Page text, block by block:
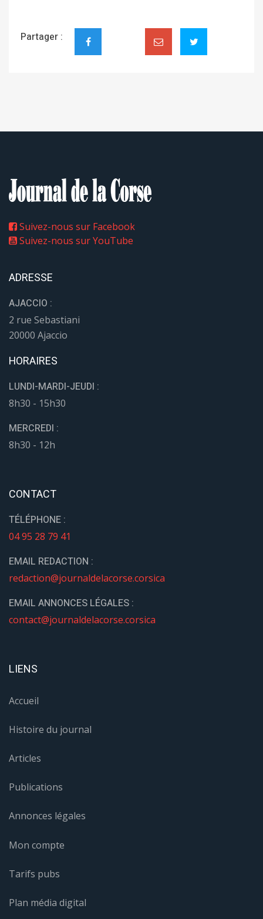
Partager :
Suivez-nous sur Facebook
Suivez-nous sur YouTube
ADRESSE
AJACCIO :
2 rue Sebastiani
20000 Ajaccio
HORAIRES
LUNDI-MARDI-JEUDI :
8h30 - 15h30
MERCREDI :
8h30 - 12h
CONTACT
TÉLÉPHONE :
04 95 28 79 41
EMAIL REDACTION :
redaction@journaldelacorse.corsica
EMAIL ANNONCES LÉGALES :
contact@journaldelacorse.corsica
LIENS
Accueil
Histoire du journal
Articles
Publications
Annonces légales
Mon compte
Tarifs pubs
Plan média digital